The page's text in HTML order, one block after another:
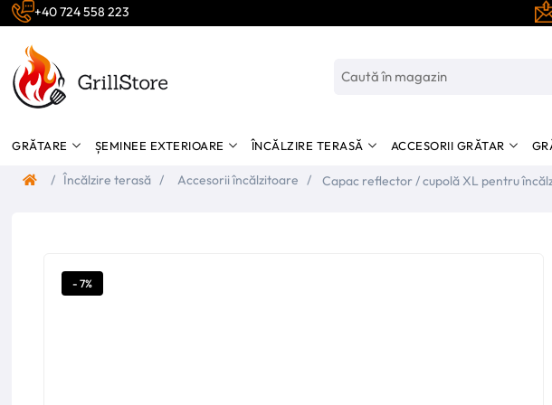
+40 724 558 223
GRĂTARE ȘEMINEE EXTERIOARE ÎNCĂLZIRE TERASĂ ACCESORII GRĂTAR
/ Încălzire terasă / Accesorii încălzitoare /
Capac reflector / cupolă XL pentru
- 7%